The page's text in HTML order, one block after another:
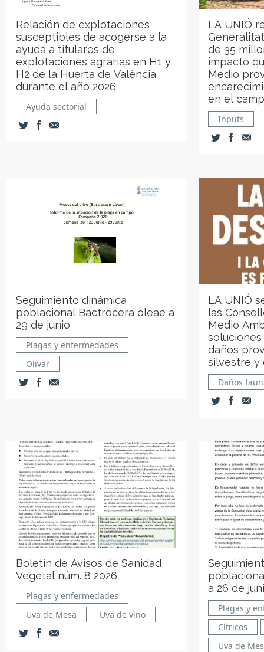
Relación de explotaciones
susceptibles de acogerse a la
ayuda a titulares de
explotaciones agrarias en H1 y
H2 de la Huerta de València
durante el año 2026
Ayuda sectorial
LA UNIÓ
de 35
impacto
Medio
en el
Inputs
Seguimiento dinámica
poblacional Bactrocera oleae a
29 de junio
Plagas y enfermedades
Olivar
LA UNIÓ
las
Medio
daños
silvestre y
Daños
Boletín de Avisos de Sanidad
Vegetal núm. 8 2026
Plagas y enfermedades
Uva de Mesa
Uva de vino
a 26 de
Plagas y
Cítricos
Uva de